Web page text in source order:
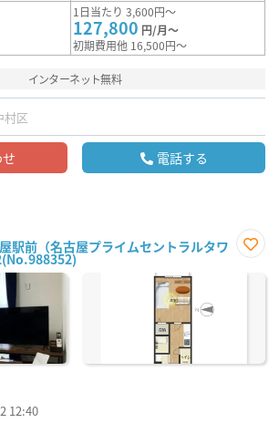
1日当たり 3,600円～
127,800 円/月～
初期費用他 16,500円～
インターネット無料
村区
電話する
駅前（名古屋プライムセントラルタワ
に入
12:40